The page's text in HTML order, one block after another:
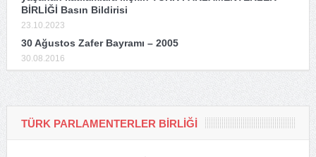
BİRLİĞİ Basın Bildirisi
23.10.2023
30 Ağustos Zafer Bayramı – 2005
30.08.2016
TÜRK PARLAMENTERLER BİRLİĞİ